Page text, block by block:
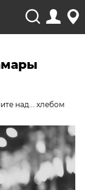
над... хлебом